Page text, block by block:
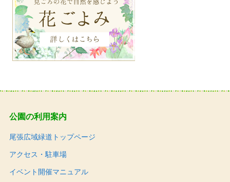
公園の利用案内
尾張広域緑道トップページ
アクセス・駐車場
イベント開催マニュアル